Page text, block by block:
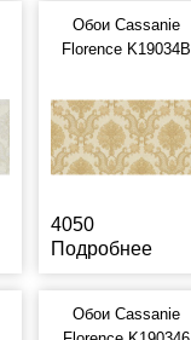
Обои Cassanie
Florence K19034B
4050
Подробнее
Обои Cassanie